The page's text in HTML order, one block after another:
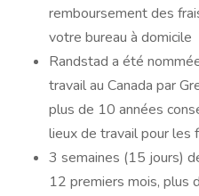
remboursement des
votre bureau à domicile
Randstad a été
travail au Canada par
plus de 10 années
lieux de travail pour les
3 semaines (15 jours)
12 premiers mois, plus